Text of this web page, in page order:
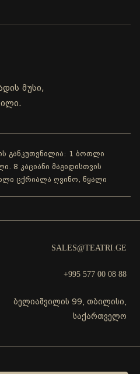
მუსი,
განკუთვნილია: 1 ბოთლი
8 კაციანი მაგიდისთვის
ცქრიალა ღვინო, წყალი
SALES@TEATRI.GE
+995 577 00 08 88
ბელიაშვილის 99, თბილისი,
საქართველო